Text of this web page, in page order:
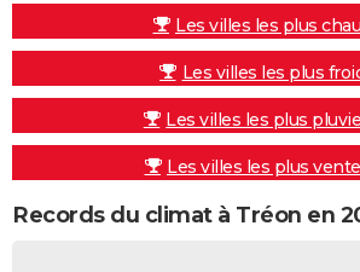
Les villes les plus
Les villes les plus
Les villes les plus
Les villes les plus
Records du climat à Tréon en